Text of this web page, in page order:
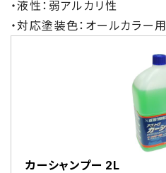
・液性：弱アルカリ性
・対応塗装色：オールカラー用
カーシャンプー 2L